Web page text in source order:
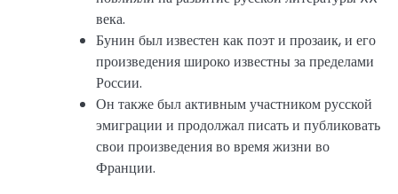
века.
Бунин был известен как поэт и прозаик, и его
произведения широко известны за пределами
России.
Он также был активным участником русской
эмиграции и продолжал писать и публиковать
свои произведения во время жизни во
Франции.